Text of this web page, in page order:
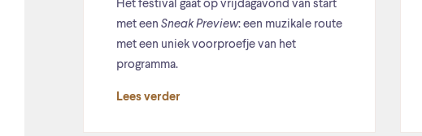
Het festival gaat op vrijdagavond van start
met een Sneak Preview: een muzikale route
met een uniek voorproefje van het
programma.
Lees verder